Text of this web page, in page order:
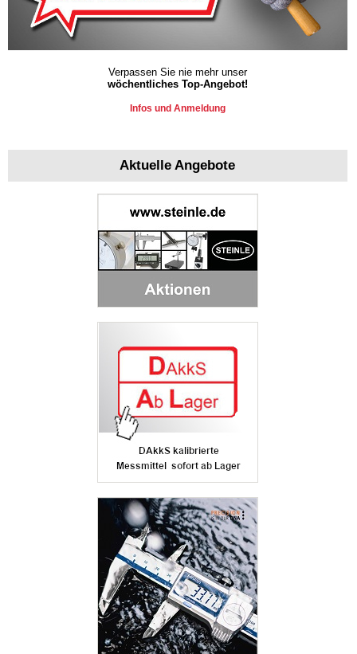
Verpassen Sie nie mehr unser
wöchentliches Top-Angebot!
Infos und Anmeldung
Aktuelle Angebote